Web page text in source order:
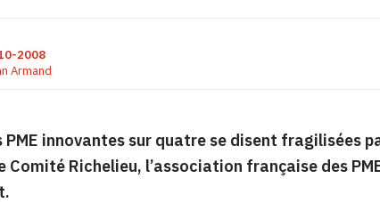
2008
Armand
PME innovantes sur quatre se disent fragilisées
Comité Richelieu, l’association française des